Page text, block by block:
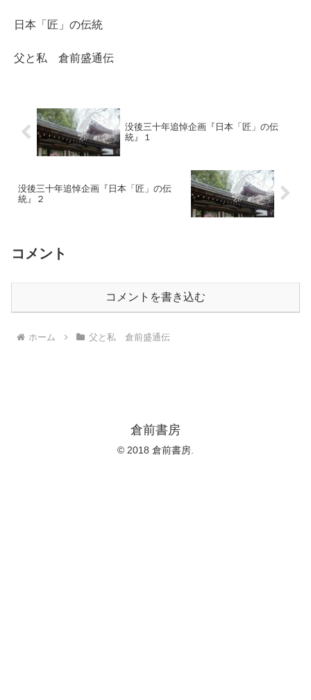
日本「匠」の伝統
父と私 倉前盛通伝
没後三十年追悼企画『日本「匠」の伝
統』１
没後三十年追悼企画『日本「匠」の伝
統』２
コメント
コメントを書き込む
ホーム 父と私 倉前盛通伝
倉前書房
© 2018 倉前書房.